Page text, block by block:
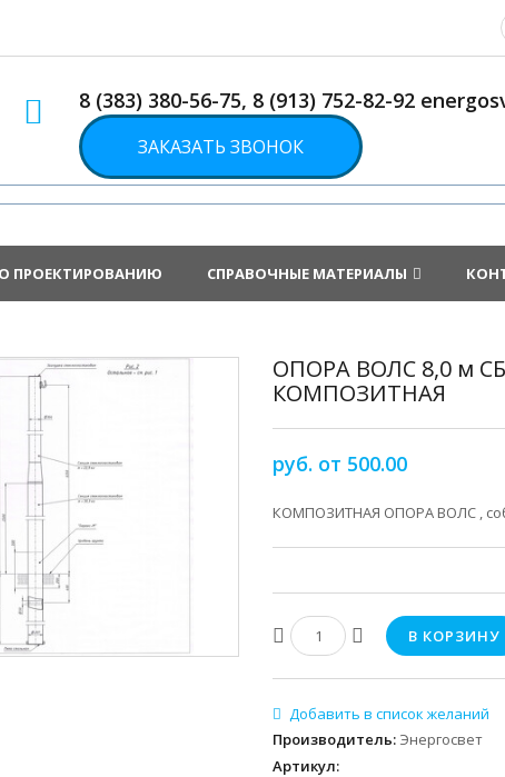
8 (383) 380-56-75, 8 (913) 752-82-92
ЗАКАЗАТЬ ЗВОНОК
ПРОЕКТИРОВАНИЮ СПРАВОЧНЫЕ МАТЕРИАЛЫ
ОПОРА ВОЛС 8,0 м
КОМПОЗИТНАЯ
руб. от 500.00
КОМПОЗИТНАЯ ОПОРА ВОЛС ,
Производитель: Энергосвет
Артикул: